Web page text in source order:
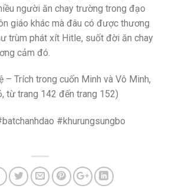
người ăn chay trường trong đạo
giáo khác mà đâu có được thương
trùm phát xít Hitle, suốt đời ăn chay
cảm đó.
– Trích trong cuốn Minh và Vô Minh,
từ trang 142 đến trang 152)
#khurungsungbo